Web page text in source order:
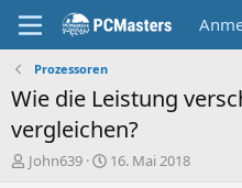
Prozessoren
Wie die Leistung
vergleichen?
E
John639
E16. Mai 2018